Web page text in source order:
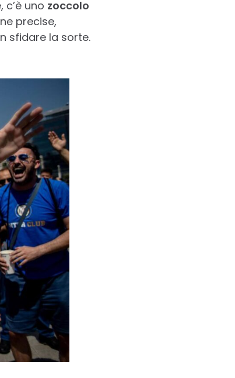
uno zoccolo
precise,
sfidare la sorte.